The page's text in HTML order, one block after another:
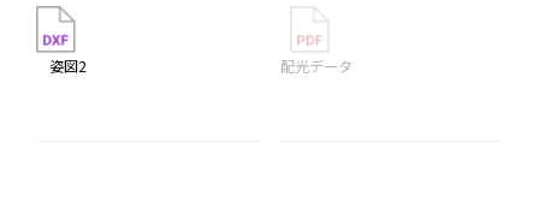
姿図2 配光データ